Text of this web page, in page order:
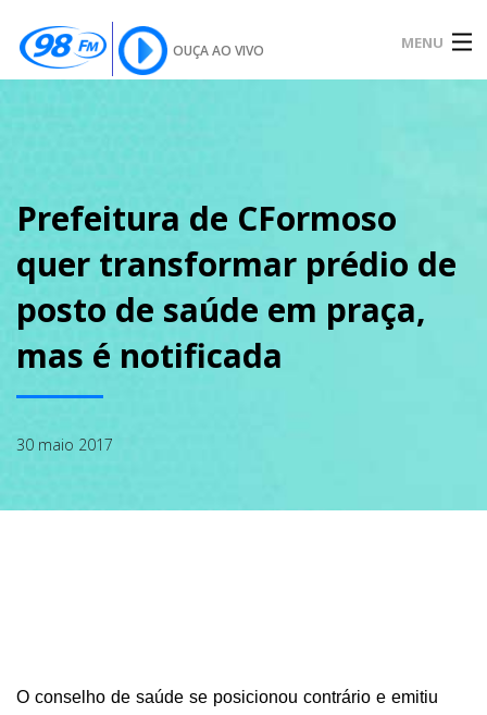
OUÇA AO VIVO MENU
SOBRE
NOTÍCIAS
PODCAST
GALERIA
Prefeitura de CFormoso
quer transformar prédio de
posto de saúde em praça,
mas é notificada
30 maio 2017
O conselho de saúde se posicionou contrário e emitiu